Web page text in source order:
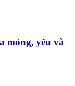
mỏng, yếu và